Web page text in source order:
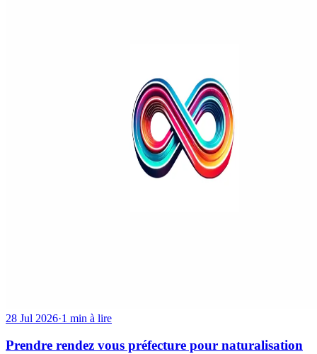
28 Jul 2026·1 min à lire
Prendre rendez vous préfecture pour naturalisation